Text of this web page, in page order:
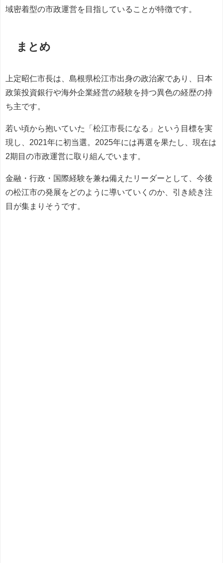
域密着型の市政運営を目指していることが特徴です。
まとめ
上定昭仁市長は、島根県松江市出身の政治家であり、日本
政策投資銀行や海外企業経営の経験を持つ異色の経歴の持
ち主です。
若い頃から抱いていた「松江市長になる」という目標を実
現し、2021年に初当選。2025年には再選を果たし、現在は
2期目の市政運営に取り組んでいます。
金融・行政・国際経験を兼ね備えたリーダーとして、今後
の松江市の発展をどのように導いていくのか、引き続き注
目が集まりそうです。